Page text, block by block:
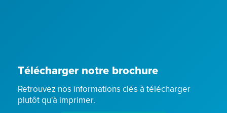
Télécharger notre brochure
Retrouvez nos informations clés à télécharger
plutôt qu'à imprimer.